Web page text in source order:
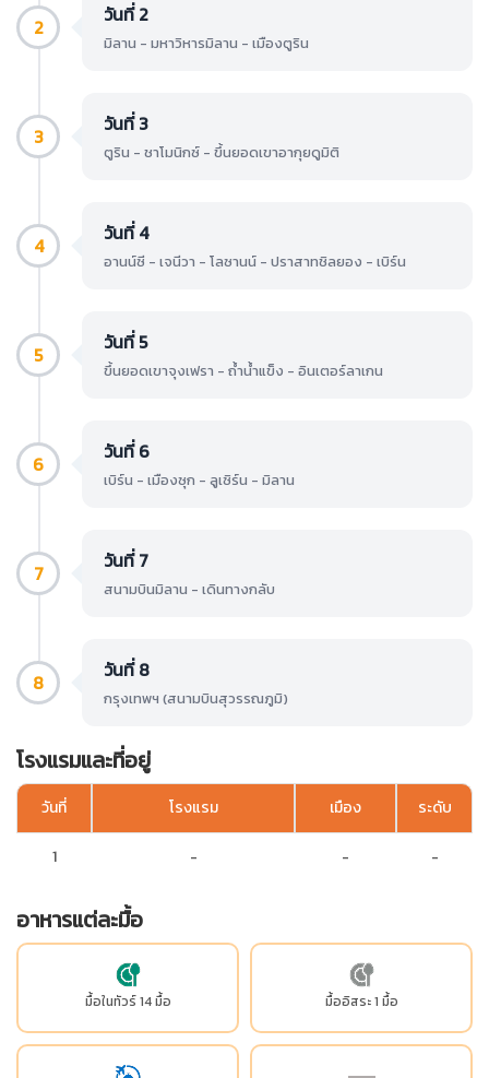
2 วันที่ 2
มิลาน - มหาวิหารมิลาน - เมืองตูริน
3 วันที่ 3
ตูริน - ชาโมนิกซ์ - ขึ้นยอดเขาอากุยดูมิติ
4 วันที่ 4
อานน์ซี - เจนีวา - โลซานน์ - ปราสาทชิลยอง - เบิร์น
5 วันที่ 5
ขึ้นยอดเขาจุงเฟรา - ถ้ำน้ำแข็ง - อินเตอร์ลาเกน
6 วันที่ 6
เบิร์น - เมืองซุก - ลูเซิร์น - มิลาน
7 วันที่ 7
สนามบินมิลาน - เดินทางกลับ
8 วันที่ 8
กรุงเทพฯ (สนามบินสุวรรณภูมิ)
โรงแรมและที่อยู่
วันที่ โรงแรม เมือง ระดับ
1 - - -
อาหารแต่ละมื้อ
มื้อในทัวร์ 14 มื้อ มื้ออิสระ 1 มื้อ